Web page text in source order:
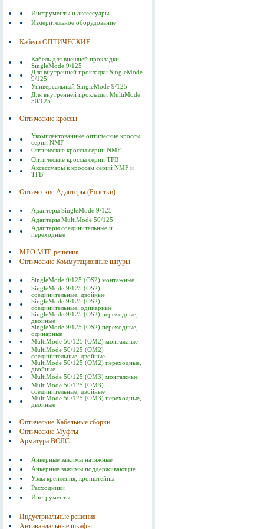
Инструменты и аксессуары
Измерительное оборудование
Кабели ОПТИЧЕСКИЕ
Кабель для внешней прокладки
SingleMode 9/125
Для внутренней прокладки SingleMode
9/125
Универсальный SingleMode 9/125
Для внутренней прокладки MultiMode
50/125
Оптические кроссы
Укомплектованные оптические кроссы
серии NMF
Оптические кроссы серии NMF
Оптические кроссы серии TFB
Аксессуары к кроссам серий NMF и
TFB
Оптические Адаптеры (Розетки)
Адаптеры SingleMode 9/125
Адаптеры MultiMode 50/125
Адаптеры соединительные и
переходные
MPO MTP решения
Оптические Коммутационные шнуры
SingleMode 9/125 (OS2) монтажные
SingleMode 9/125 (OS2)
соединительные, двойные
SingleMode 9/125 (OS2)
соединительные, одинарные
SingleMode 9/125 (OS2) переходные,
двойные
SingleMode 9/125 (OS2) переходные,
одинарные
MultiMode 50/125 (OM2) монтажные
MultiMode 50/125 (OM2)
соединительные, двойные
MultiMode 50/125 (OM2) переходные,
двойные
MultiMode 50/125 (OM3) монтажные
MultiMode 50/125 (OM3)
соединительные, двойные
MultiMode 50/125 (OM3) переходные,
двойные
Оптические Кабельные сборки
Оптические Муфты
Арматура ВОЛС
Анкерные зажимы натяжные
Анкерные зажимы поддерживающие
Узлы крепления, кронштейны
Расходники
Инструменты
Индустриальные решения
Антивандальные шкафы